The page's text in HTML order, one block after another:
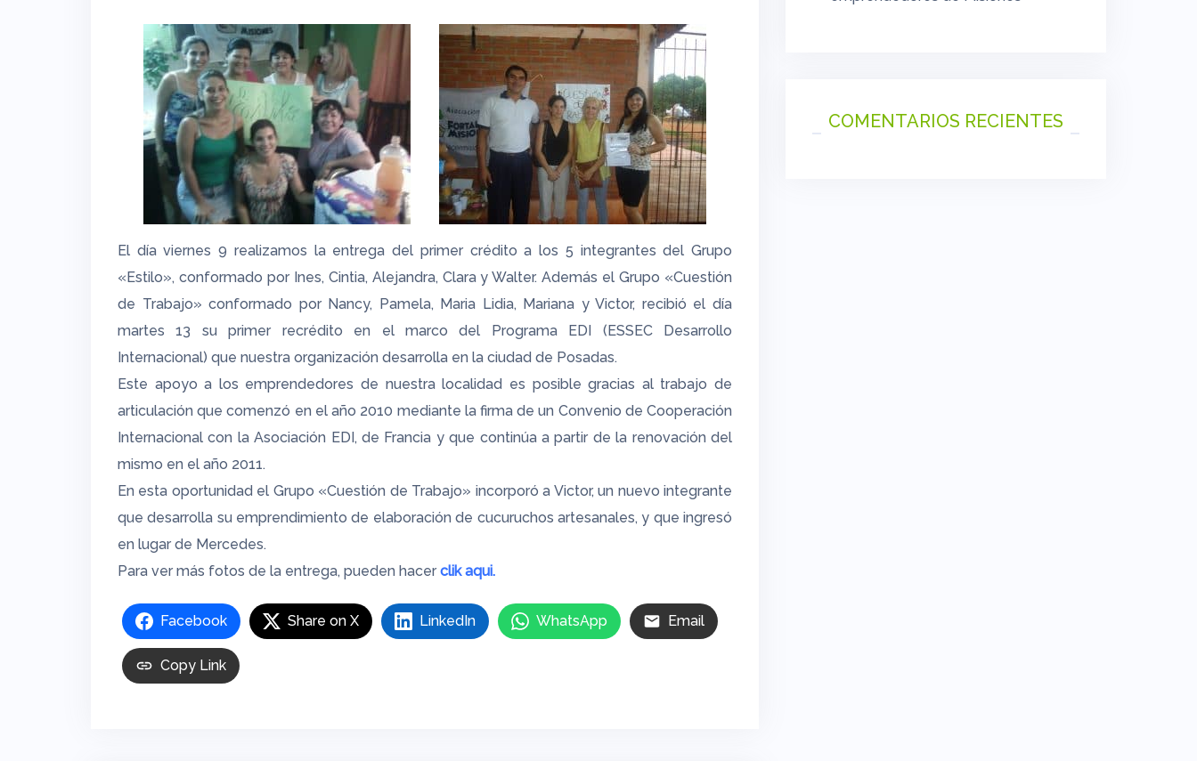
El día viernes 9 realizamos la entrega del primer crédito a los 5 integrantes del Grupo
«Estilo», conformado por Ines, Cintia, Alejandra, Clara y Walter. Además el Grupo «Cuestión
de Trabajo» conformado por Nancy, Pamela, Maria Lidia, Mariana y Victor, recibió el día
martes 13 su primer recrédito en el marco del Programa EDI (ESSEC Desarrollo
Internacional) que nuestra organización desarrolla en la ciudad de Posadas.
Este apoyo a los emprendedores de nuestra localidad es posible gracias al trabajo de
articulación que comenzó en el año 2010 mediante la firma de un Convenio de Cooperación
Internacional con la Asociación EDI, de Francia y que continúa a partir de la renovación del
mismo en el año 2011.
En esta oportunidad el Grupo «Cuestión de Trabajo» incorporó a Victor, un nuevo integrante
que desarrolla su emprendimiento de elaboración de cucuruchos artesanales, y que ingresó
en lugar de Mercedes.
Para ver más fotos de la entrega, pueden hacer clik aqui.
Facebook Share on X LinkedIn WhatsApp Email
Copy Link
COMENTARIOS RECIENTES